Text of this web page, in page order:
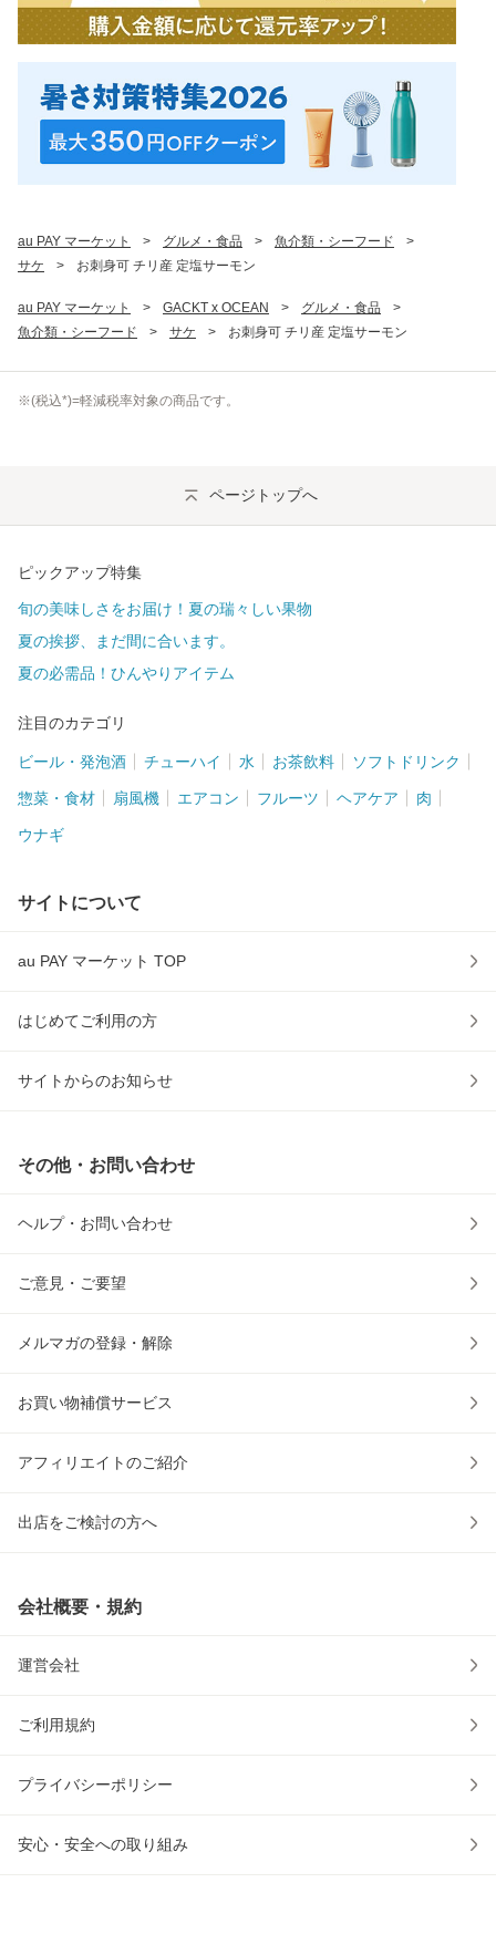
au PAY マーケット > グルメ・食品 > 魚介類・シーフード
>
サケ
> お刺身可 チリ産 定塩サーモン
au PAY マーケット > GACKT x OCEAN > グルメ・食品
>
魚介類・シーフード
> サケ > お刺身可 チリ産 定塩サーモン
※(税込*)=軽減税率対象の商品です。
ページトップへ
ピックアップ特集
旬の美味しさをお届け！夏の瑞々しい果物
夏の挨拶、まだ間に合います。
夏の必需品！ひんやりアイテム
注目のカテゴリ
ビール・発泡酒 チューハイ 水 お茶飲料 ソフトドリンク
惣菜・食材 扇風機 エアコン フルーツ ヘアケア 肉
ウナギ
サイトについて
au PAY マーケット TOP
はじめてご利用の方
サイトからのお知らせ
その他・お問い合わせ
ヘルプ・お問い合わせ
ご意見・ご要望
メルマガの登録・解除
お買い物補償サービス
アフィリエイトのご紹介
出店をご検討の方へ
会社概要・規約
運営会社
ご利用規約
プライバシーポリシー
安心・安全への取り組み